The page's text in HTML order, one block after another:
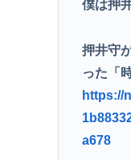
僕は押
押井守
った「
https://
a678